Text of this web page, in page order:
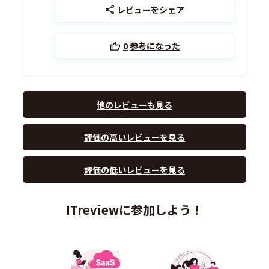
レビューをシェア
0参考になった
他のレビューも見る
評価の高いレビューを見る
評価の低いレビューを見る
ITreviewに参加しよう！